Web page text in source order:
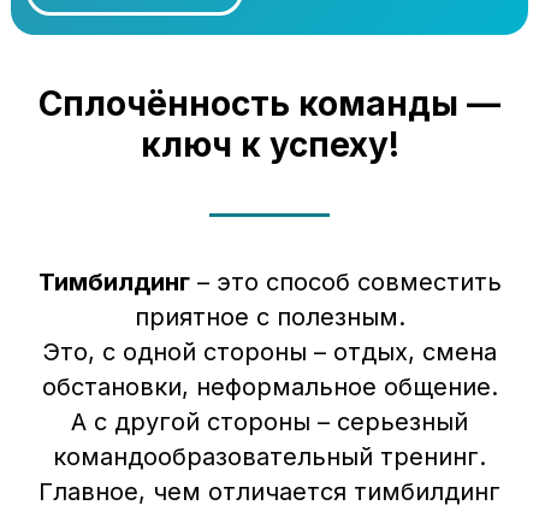
Сплочённость команды —
ключ к успеху!
Тимбилдинг– это способ совместить
приятное с полезным.
Это, с одной стороны – отдых, смена
обстановки, неформальное общение.
А с другой стороны – серьезный
командообразовательный тренинг.
Главное, чем отличается тимбилдинг